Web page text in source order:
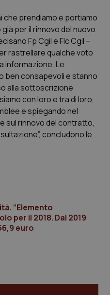
che prendiamo e portiamo
per il rinnovo del nuovo
Fp Cgil e Flc Cgil –
rastrellare qualche voto
informazione. Le
ben consapevoli e stanno
alla sottoscrizione
con loro e tra di loro,
e spiegando nel
sul rinnovo del contratto,
concludono le
“Elemento
per il 2018. Dal 2019
euro